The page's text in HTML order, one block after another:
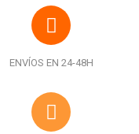
ENVÍOS EN 24-48H